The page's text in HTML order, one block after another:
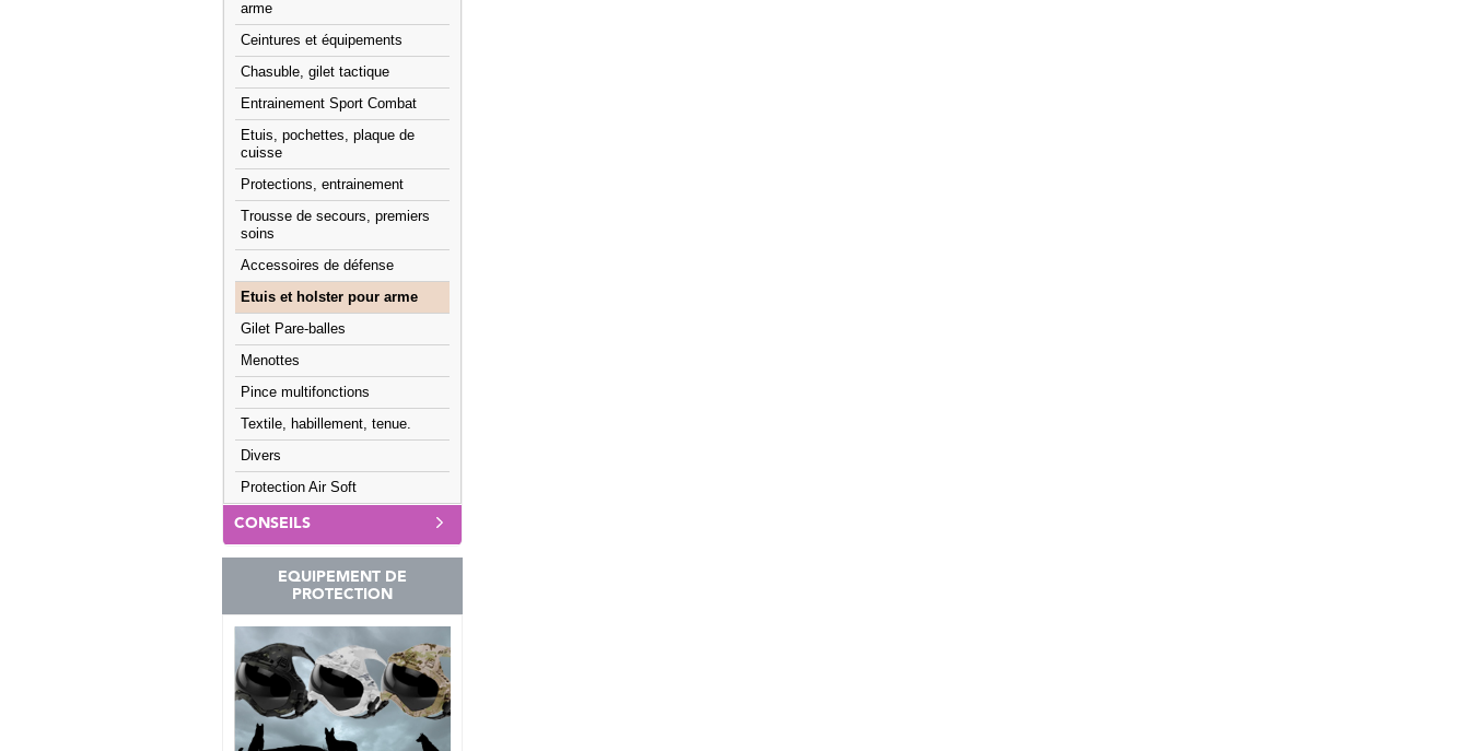
arme
Ceintures et équipements
Chasuble, gilet tactique
Entrainement Sport Combat
Etuis, pochettes, plaque de
cuisse
Protections, entrainement
Trousse de secours, premiers
soins
Accessoires de défense
Etuis et holster pour arme
Gilet Pare-balles
Menottes
Pince multifonctions
Textile, habillement, tenue.
Divers
Protection Air Soft
CONSEILS
EQUIPEMENT DE
PROTECTION